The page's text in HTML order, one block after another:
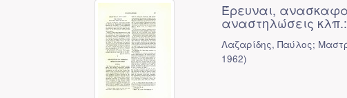
Έρευναι,
αναστηλώσεις
Λαζαρίδης, Παύλος;
1962)